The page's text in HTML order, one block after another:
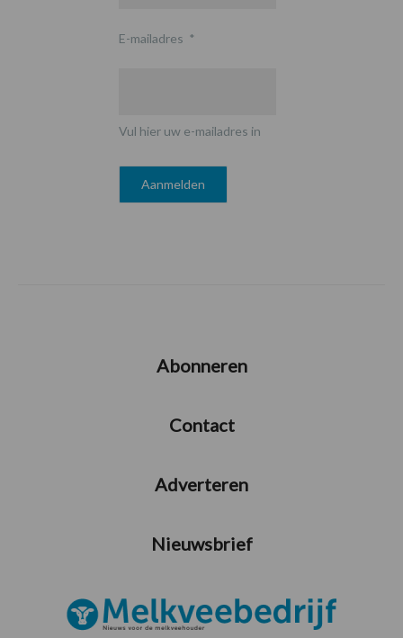
E-mailadres *
Vul hier uw e-mailadres in
Abonneren
Contact
Adverteren
Nieuwsbrief